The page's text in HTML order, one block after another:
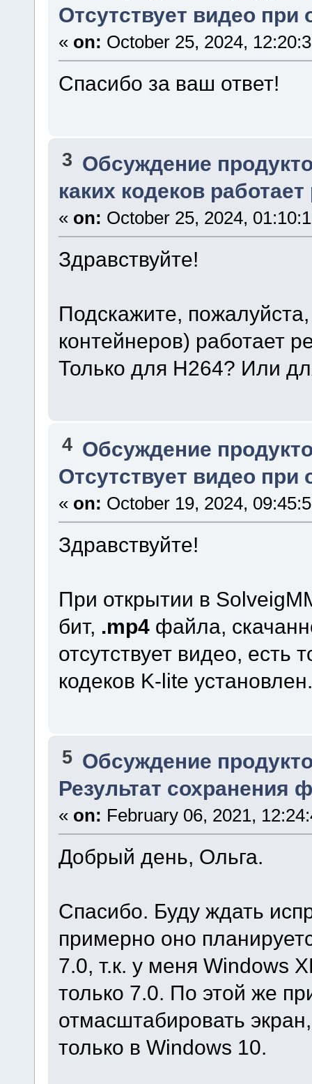
Отсутствует видео
« on: October 25, 2024,
Спасибо за ваш ответ!
3 Обсуждение
каких кодеков
« on: October 25, 2024,
Здравствуйте!
Подскажите,
контейнеров) работает
Только для H264? Или
4 Обсуждение
Отсутствует видео
« on: October 19, 2024,
Здравствуйте!
При открытии в
бит, .mp4файла,
отсутствует видео, есть
кодеков K-lite
5 Обсуждение
Результат сохранения
« on: February 06, 2021,
Добрый день, Ольга.
Спасибо. Буду ждать
примерно оно
7.0, т.к. у меня Windows
только 7.0. По этой же
отмасштабировать
только в Windows 10.